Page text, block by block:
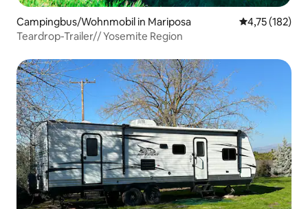
Campingbus/Wohnmobil in Mariposa
4,75 (182)
Teardrop-Trailer// Yosemite Region